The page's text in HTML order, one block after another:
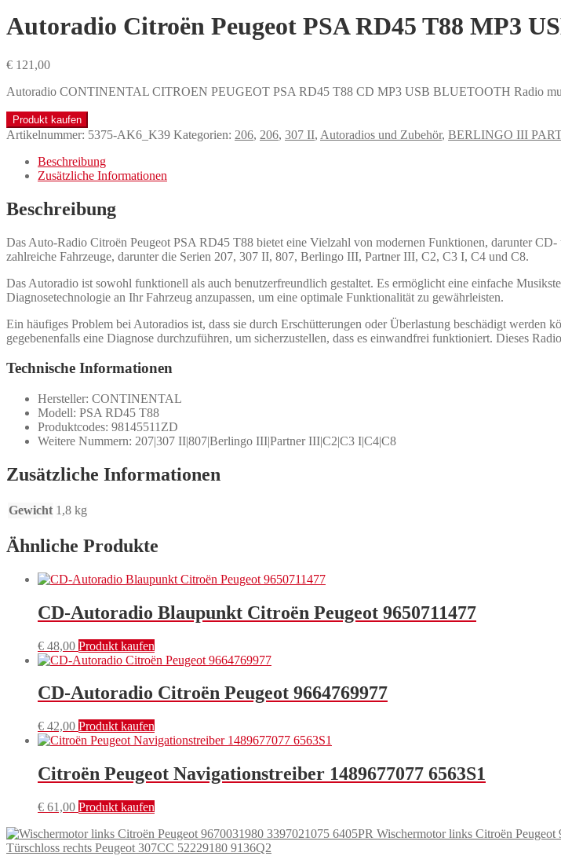
Autoradio Citroën Peugeot PSA RD45 T88 MP3
€ 121,00
Autoradio CONTINENTAL CITROEN PEUGEOT PSA RD45 T88 CD MP3 USB BLUETOOTH Radio
Produkt kaufen
Artikelnummer: 5375-AK6_K39 Kategorien: 206, 206, 307 II, Autoradios und Zubehör, BERLINGO III
Beschreibung
Zusätzliche Informationen
Beschreibung
Das Auto-Radio Citroën Peugeot PSA RD45 T88 bietet eine Vielzahl von modernen Funktionen, darunter
zahlreiche Fahrzeuge, darunter die Serien 207, 307 II, 807, Berlingo III, Partner III, C2, C3 I, C4 und C8.
Das Autoradio ist sowohl funktionell als auch benutzerfreundlich gestaltet. Es ermöglicht eine einfache
Diagnosetechnologie an Ihr Fahrzeug anzupassen, um eine optimale Funktionalität zu gewährleisten.
Ein häufiges Problem bei Autoradios ist, dass sie durch Erschütterungen oder Überlastung beschädigt werden
gegebenenfalls eine Diagnose durchzuführen, um sicherzustellen, dass es einwandfrei funktioniert. Dieses
Technische Informationen
Hersteller: CONTINENTAL
Modell: PSA RD45 T88
Produktcodes: 98145511ZD
Weitere Nummern: 207|307 II|807|Berlingo III|Partner III|C2|C3 I|C4|C8
Zusätzliche Informationen
Gewicht 1,8 kg
Ähnliche Produkte
CD-Autoradio Blaupunkt Citroën Peugeot 9650711477
€ 48,00 Produkt kaufen
CD-Autoradio Citroën Peugeot 9664769977
€ 42,00 Produkt kaufen
Citroën Peugeot Navigationstreiber 1489677077 6563S1
€ 61,00 Produkt kaufen
Wischermotor links Citroën
Türschloss rechts Peugeot 307CC 52229180 9136Q2